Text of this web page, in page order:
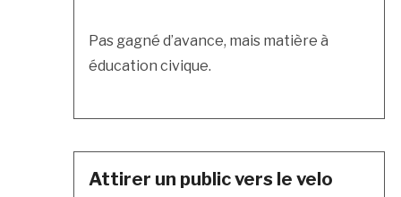
Pas gagné d’avance, mais matière à
éducation civique.
Attirer un public vers le velo